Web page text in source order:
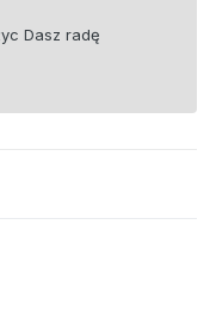
Dasz radę